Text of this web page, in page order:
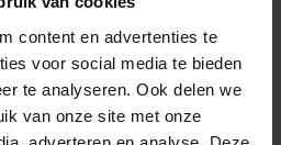
content en advertenties te
voor social media te bieden
te analyseren. Ook delen we
van onze site met onze
lijken het gunstigst te liggen
vestiging in Houthalen. In
bedrijven sneller en meer
om de werkgelegenheid te
Maar zeker bij een